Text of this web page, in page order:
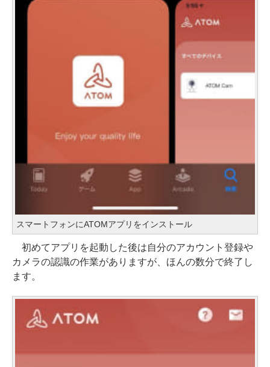
スマートフォンにATOMアプリをインストール
初めてアプリを起動した後は自分のアカウント登録や
カメラの認識の作業がありますが、ほんの数分で終了し
ます。